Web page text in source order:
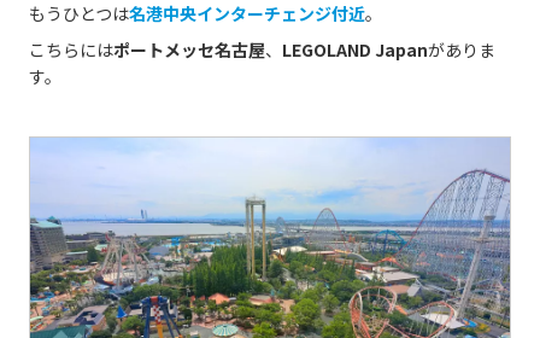
もうひとつは名港中央インターチェンジ付近。
こちらにはポートメッセ名古屋、 LEGOLAND Japanがありま
す。